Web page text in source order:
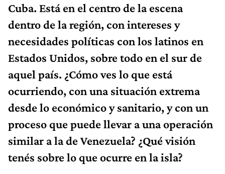
Cuba. Está en el centro de la escena
dentro de la región, con intereses y
necesidades políticas con los latinos en
Estados Unidos, sobre todo en el sur de
aquel país. ¿Cómo ves lo que está
ocurriendo, con una situación extrema
desde lo económico y sanitario, y con un
proceso que puede llevar a una operación
similar a la de Venezuela? ¿Qué visión
tenés sobre lo que ocurre en la isla?